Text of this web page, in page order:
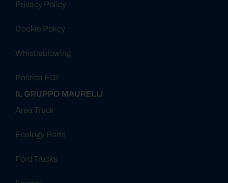
Privacy Policy
Cookie Policy
Whistleblowing
Politica EDI
IL GRUPPO MAURELLI
Area Truck
Ecology Parts
Ford Trucks